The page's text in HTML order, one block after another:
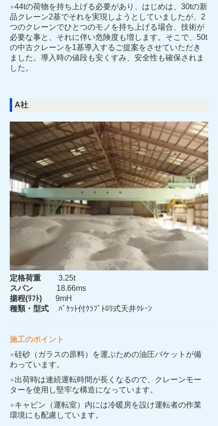
●44tの荷物を持ち上げる必要があり、はじめは、30tの新
品クレーン2基でそれを実現しようとしていましたが、2
つのクレーンでひとつのモノを持ち上げる場合、技術が
必要な事と、それに伴い危険度も増します。そこで、50t
の中古クレーンを1基導入するご提案をさせていただき
ました。導入時の値段も安くすみ、安全性も確保されま
した。
A社
定格荷重 3.25t
スパン 18.66ms
揚程(ﾘﾌﾄ) 9mH
種類・型式 ﾊﾞｹｯﾄ付ｸﾗﾌﾞﾄﾛﾘ式天井ｸﾚｰﾝ
施工のポイント
●硅砂（ガラスの原料）を運ぶための油圧バケットが備
わっています。
●出荷時は連続運転時間が長くなるので、クレーンモー
ターを使用し堅牢な構造になっています。
●キャビン（運転室）内には冷暖房を設け運転者の作業
環境にも配慮しています。